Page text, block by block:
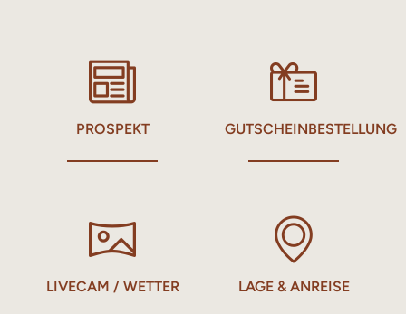
PROSPEKT GUTSCHEINBESTELLUNG
LIVECAM / WETTER LAGE & ANREISE